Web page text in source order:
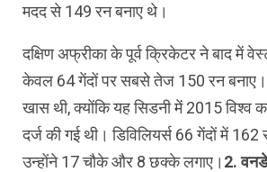
मदद से 149 रन बनाए थे।
दक्षिण अफ्रीका के पूर्व क्रिकेटर ने बाद में
केवल 64 गेंदों पर सबसे तेज 150 रन बनाए।
खास थी, क्योंकि यह सिडनी में 2015 विश्व
दर्ज की गई थी। डिविलियर्स 66 गेंदों में 162
उन्होंने 17 चौके और 8 छक्के लगाए। 2.